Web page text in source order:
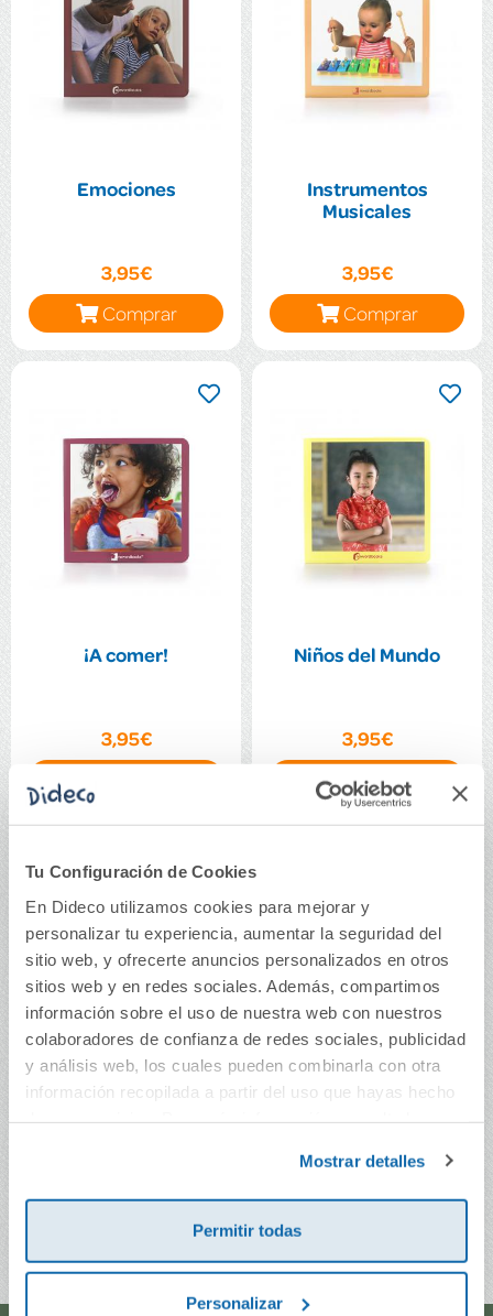
Tu Configuración de Cookies
En Dideco utilizamos cookies para mejorar y
personalizar tu experiencia, aumentar la seguridad del
sitio web, y ofrecerte anuncios personalizados en otros
sitios web y en redes sociales. Además, compartimos
información sobre el uso de nuestra web con nuestros
colaboradores de confianza de redes sociales, publicidad
y análisis web, los cuales pueden combinarla con otra
información recopilada a partir del uso que hayas hecho
Mostrar detalles
Permitir todas
Personalizar
Emociones
3,95€
Comprar
Instrumentos
Musicales
3,95€
Comprar
¡A comer!
3,95€
Niños del Mundo
3,95€
Comprar
Imagina con el Arte
3,95€
Colores
3,95€